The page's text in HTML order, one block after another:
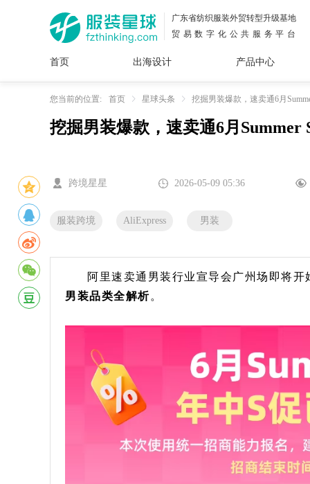
广东省纺织服装外贸转型升级基地
贸易数字化公共服务平台
首页 出海设计
面料
花型
插画
图案
服装
设计
产品中心
女装
内衣
男装
运动
服
童装
牛仔
服装
您当前的位置: 首页 星球头条 挖掘男装爆款，速卖通6月
挖掘男装爆款，速卖通6月Summer
跨境星星 2026-05-09 05:36
服装跨境 AliExpress 男装
阿里速卖通男装行业宣导会广州场即将开
男装品类全解析。